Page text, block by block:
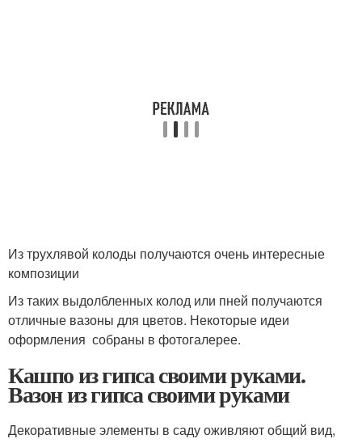
Из трухлявой колоды получаются очень интересные
композиции
Из таких выдолбленных колод или пней получаются
отличные вазоны для цветов. Некоторые идеи
оформления собраны в фотогалерее.
Кашпо из гипса своими руками.
Вазон из гипса своими руками
Декоративные элементы в саду оживляют общий вид,